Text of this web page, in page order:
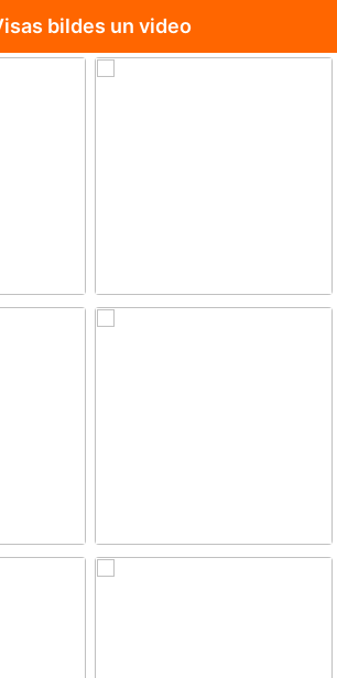
bildes un video